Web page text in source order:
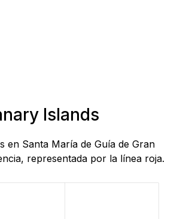
Islands
en Santa María de Guía de Gran
representada por la línea roja.